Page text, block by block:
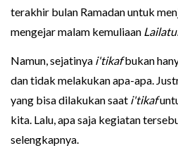
terakhir bulan Ramadan untuk
mengejar malam kemuliaan
Namun, sejatinya i'tikafbukan
dan tidak melakukan apa-apa.
yang bisa dilakukan saat i'tikaf
kita. Lalu, apa saja kegiatan
selengkapnya.